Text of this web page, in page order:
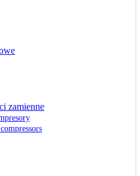
zamienne